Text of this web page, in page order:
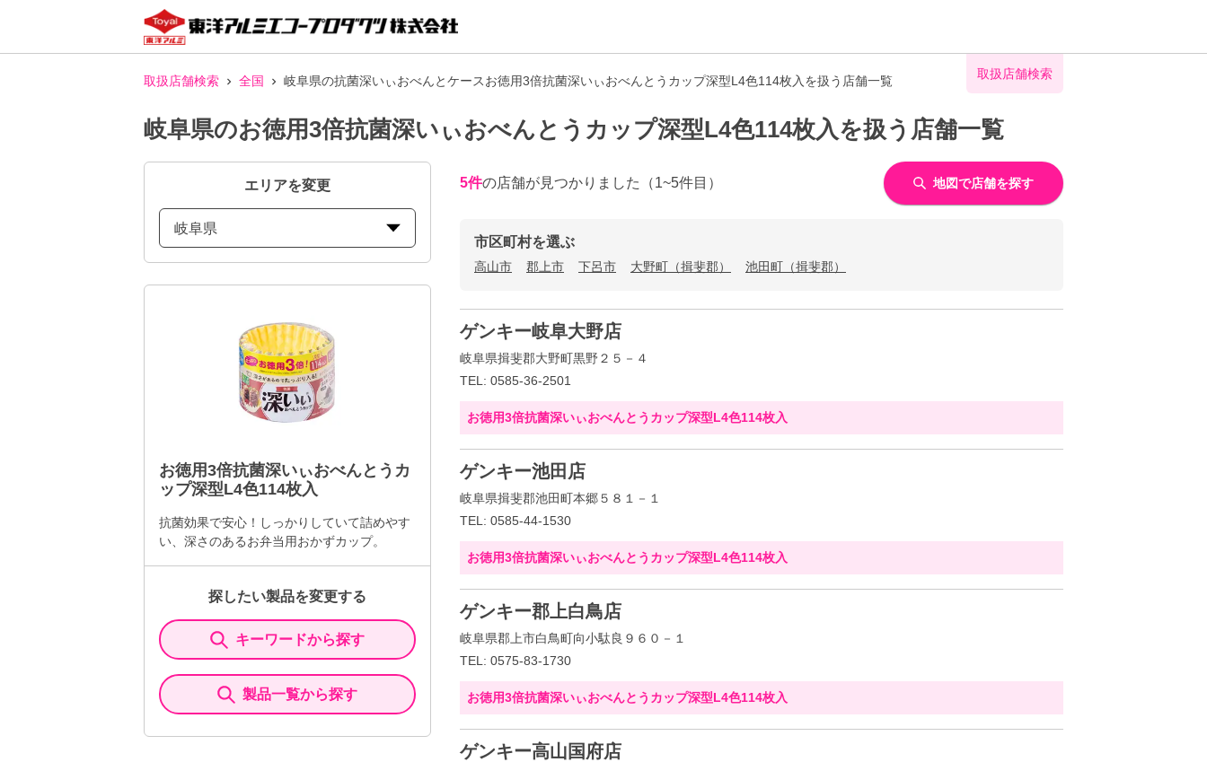
取扱店舗検索 全国 岐阜県の抗菌深いぃおべんとケースお徳用3倍抗菌深いぃおべんとうカップ深型L4色114枚入を扱う店舗一覧 取扱店舗検索
岐阜県のお徳用3倍抗菌深いぃおべんとうカップ深型L4色114枚入を扱う店舗一覧
エリアを変更
岐阜県
お徳用3倍抗菌深いぃおべんとうカ
ップ深型L4色114枚入
抗菌効果で安心！しっかりしていて詰めやす
い、深さのあるお弁当用おかずカップ。
探したい製品を変更する
キーワードから探す
製品一覧から探す
5件の店舗が見つかりました （1~5件目） 地図で店舗を探す
市区町村を選ぶ
高山市 郡上市 下呂市 大野町（揖斐郡） 池田町（揖斐郡）
ゲンキー岐阜大野店
岐阜県揖斐郡大野町黒野２５－４
TEL: 0585-36-2501
お徳用3倍抗菌深いぃおべんとうカップ深型L4色114枚入
ゲンキー池田店
岐阜県揖斐郡池田町本郷５８１－１
TEL: 0585-44-1530
お徳用3倍抗菌深いぃおべんとうカップ深型L4色114枚入
ゲンキー郡上白鳥店
岐阜県郡上市白鳥町向小駄良９６０－１
TEL: 0575-83-1730
お徳用3倍抗菌深いぃおべんとうカップ深型L4色114枚入
ゲンキー高山国府店